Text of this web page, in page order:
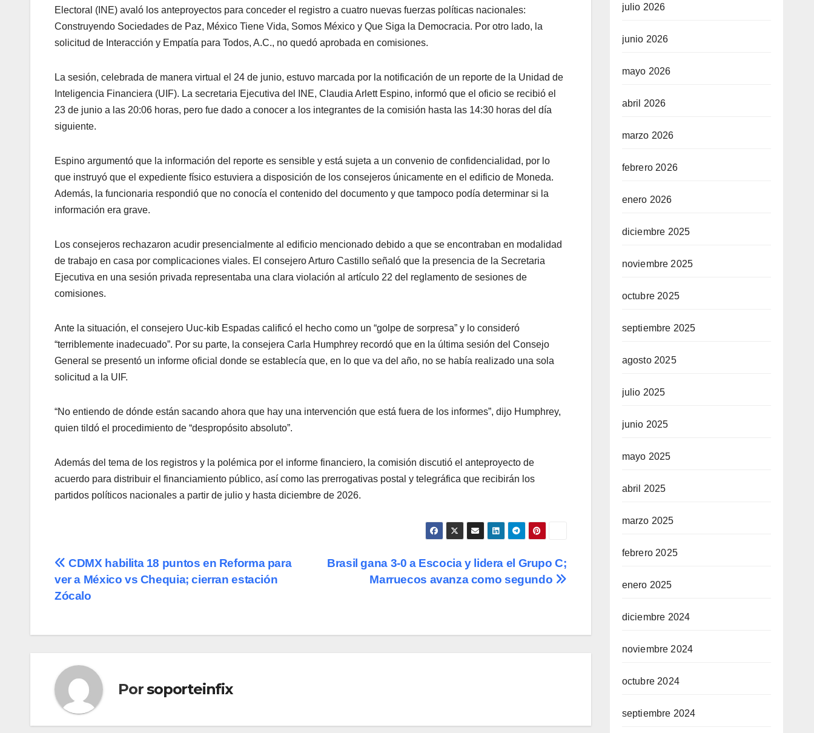
Electoral (INE) avaló los anteproyectos para conceder el registro a cuatro nuevas fuerzas políticas nacionales:
Construyendo Sociedades de Paz, México Tiene Vida, Somos México y Que Siga la Democracia. Por otro lado, la
solicitud de Interacción y Empatía para Todos, A.C., no quedó aprobada en comisiones.
La sesión, celebrada de manera virtual el 24 de junio, estuvo marcada por la notificación de un reporte de la Unidad de
Inteligencia Financiera (UIF). La secretaria Ejecutiva del INE, Claudia Arlett Espino, informó que el oficio se recibió el
23 de junio a las 20:06 horas, pero fue dado a conocer a los integrantes de la comisión hasta las 14:30 horas del día
siguiente.
Espino argumentó que la información del reporte es sensible y está sujeta a un convenio de confidencialidad, por lo
que instruyó que el expediente físico estuviera a disposición de los consejeros únicamente en el edificio de Moneda.
Además, la funcionaria respondió que no conocía el contenido del documento y que tampoco podía determinar si la
información era grave.
Los consejeros rechazaron acudir presencialmente al edificio mencionado debido a que se encontraban en modalidad
de trabajo en casa por complicaciones viales. El consejero Arturo Castillo señaló que la presencia de la Secretaria
Ejecutiva en una sesión privada representaba una clara violación al artículo 22 del reglamento de sesiones de
comisiones.
Ante la situación, el consejero Uuc-kib Espadas calificó el hecho como un “golpe de sorpresa” y lo consideró
“terriblemente inadecuado”. Por su parte, la consejera Carla Humphrey recordó que en la última sesión del Consejo
General se presentó un informe oficial donde se establecía que, en lo que va del año, no se había realizado una sola
solicitud a la UIF.
“No entiendo de dónde están sacando ahora que hay una intervención que está fuera de los informes”, dijo Humphrey,
quien tildó el procedimiento de “despropósito absoluto”.
Además del tema de los registros y la polémica por el informe financiero, la comisión discutió el anteproyecto de
acuerdo para distribuir el financiamiento público, así como las prerrogativas postal y telegráfica que recibirán los
partidos políticos nacionales a partir de julio y hasta diciembre de 2026.
Navegación
de
Brasil gana 3-0 a Escocia y lidera el Grupo C;
Marruecos avanza como segundo
CDMX habilita 18 puntos en Reforma para
ver a México vs Chequia; cierran estación
Zócalo
Porsoporteinfix
julio 2026
junio 2026
mayo 2026
abril 2026
marzo 2026
febrero 2026
enero 2026
diciembre 2025
noviembre 2025
octubre 2025
septiembre 2025
agosto 2025
julio 2025
junio 2025
mayo 2025
abril 2025
marzo 2025
febrero 2025
enero 2025
diciembre 2024
noviembre 2024
octubre 2024
septiembre 2024